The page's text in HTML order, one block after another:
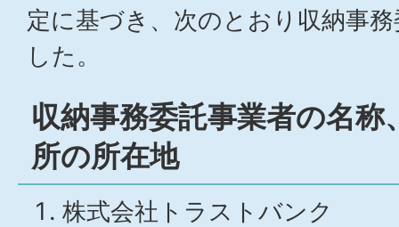
定に基づき、次のとおり収納事
した。
収納事務委託事業者の名称
所の所在地
株式会社トラストバンク